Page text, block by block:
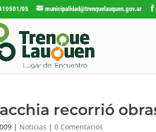
05 municipalidad@trenquelauquen.gov.ar
recorrió
| Noticias |0 Comentarios